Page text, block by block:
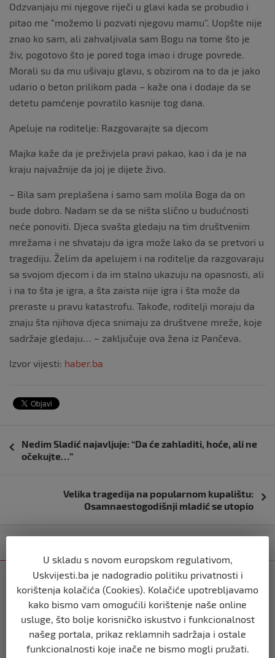
Odzvanjaju mi njegove riječi u glavi kada se probudio i
pitao me “možemo li pozvati njegovu mamu”. Uopšte nije
znao ko sam, ali zahvaljivala sam Bogu na tome što je
živ, pogotovo što je pored toga imao i druge povrede.
Morali su da mu ušivaju glavu, s obzirom na to da je jako
udario o beton prilikom pada – kaže ona i dodaje da se
detetu pamćenje povratilo kasnije tog dana.
Apeluje na roditelje: Razgovarajte sa djecom
Majka kaže da je preživjela pravi pakao, kao i da je na
kraju najvažnije da joj je dijete živo.
– Bila sam preplašena i samo sam molila Boga da on
bude dobro. Nadam se da se ništa slično u budućnosti
neće ponoviti. Djeca svašta gledaju na tim društvenim
mrežama i ne shvataju da igra može lako da se pretvori u
tragediju. Želim da apelujem i na roditelje da razgovaraju
sa svojom djecom i da im stalno ukazuju na opasnosti, ali
i na to šta je igra, a šta zaista nije igra i šta može da
preraste u pravu katastrofu. Takođe, roditelji moraju da
znaju šta njihova djeca snimaju za društvene mreže, koje
sadržaje gledaju… – zaključuje ova žena iz Pančeva.
Izvor vijesti: haber.ba
objava
Nedim Sladić najavljuje: “Da će zahladiti, hoće, ali ne
očekujte…”
Velika tragedija na popularnom kupalištu:
Osamnaestogodišnji mladić se utopio
REGION
Vulin: Ne smije se odustati od
referenduma
prije 10 mjeseci
REGION
U skladu s novom europskom regulativom,
Uskvijesti.ba je nadogradio politiku privatnosti i
korištenja kolačića (Cookies). Kolačiće upotrebljavamo
kako bismo vam omogućili korištenje naše online
usluge, što bolje korisničko iskustvo i funkcionalnost
našeg portala, prikaz reklamnih sadržaja i ostale
funkcionalnosti koje inače ne bismo mogli pružati.